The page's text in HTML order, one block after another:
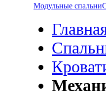
Модульные спальни